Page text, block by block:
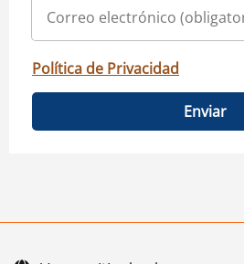
Política de Privacidad
Enviar